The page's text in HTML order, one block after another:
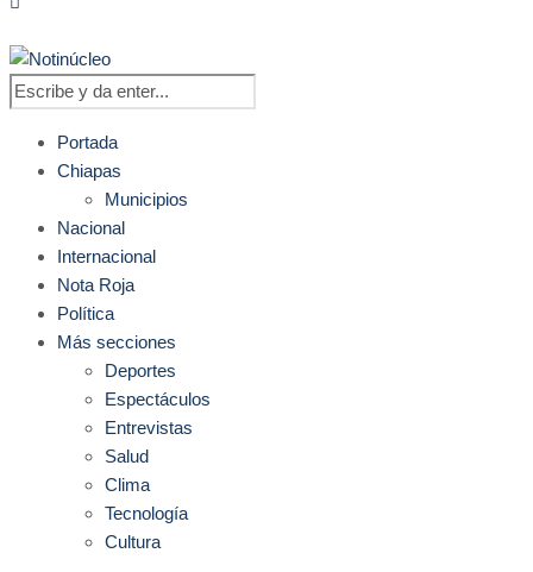
Portada
Chiapas
Municipios
Nacional
Internacional
Nota Roja
Política
Más secciones
Deportes
Espectáculos
Entrevistas
Salud
Clima
Tecnología
Cultura